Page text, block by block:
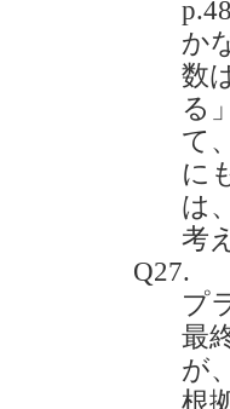
か
数
る
て
に
は
考
Q27.
プ
最
が
根